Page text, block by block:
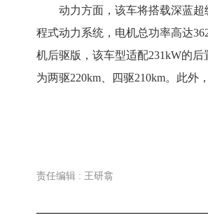
动力方面，该车将搭载深蓝
程式动力系统，电机总功率高达
机后驱版，该车型适配231kW的
为两驱220km、四驱210km。此外
责任编辑 : 王研翕